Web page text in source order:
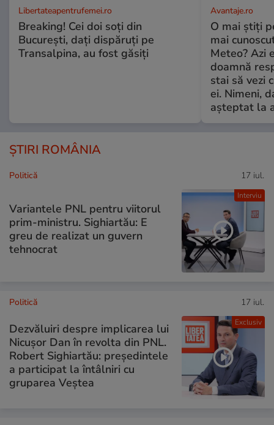
Libertateapentrufemei.ro
Breaking! Cei doi soți din
București, dați dispăruți pe
Transalpina, au fost găsiți
Avantaje.ro
O mai știți
mai
Meteo? Azi
doamnă
stai să vezi
ei. Nimeni,
așteptat la
ȘTIRI ROMÂNIA
Interviu
Politică 17 iul.
Variantele PNL pentru viitorul
prim-ministru. Sighiartău: E
greu de realizat un guvern
tehnocrat
Exclusiv
Politică 17 iul.
Dezvăluiri despre implicarea lui
Nicușor Dan în revolta din PNL.
Robert Sighiartău: președintele
a participat la întâlniri cu
gruparea Veștea